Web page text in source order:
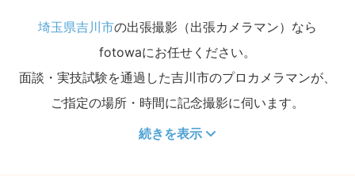
埼玉県吉川市の出張撮影（出張カメラマン）なら
fotowaにお任せください。
面談・実技試験を通過した吉川市のプロカメラマンが、
ご指定の場所・時間に記念撮影に伺います。
続きを表示